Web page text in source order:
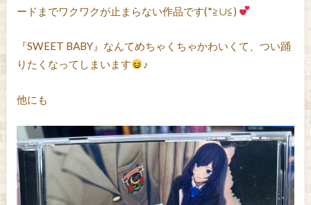
ードまでワクワクが止まらない作品です(*≧∪≦)
『SWEET BABY』なんてめちゃくちゃかわいくて、つい踊
りたくなってしまいます
♪
他にも